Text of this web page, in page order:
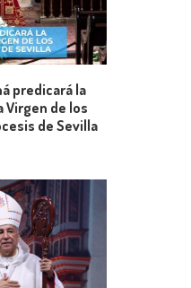
predicará la
Virgen de los
de Sevilla